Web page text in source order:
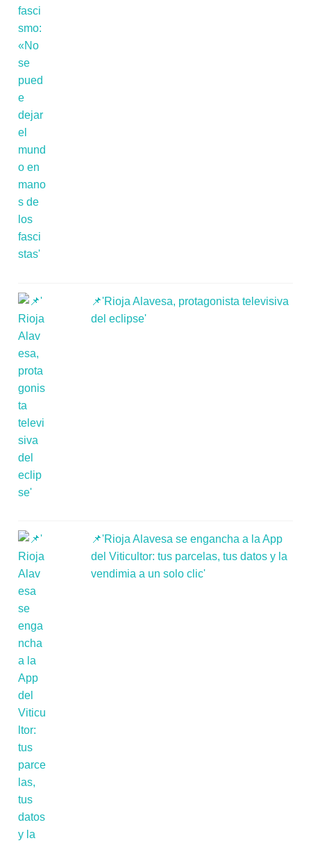
📌'Rioja Alavesa, protagonista televisiva
del eclipse'
📌'Rioja Alavesa se engancha a la App
del Viticultor: tus parcelas, tus datos y la
vendimia a un solo clic'